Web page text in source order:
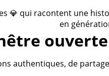
💎 qui racontent une
en
ouverte
authentiques, de